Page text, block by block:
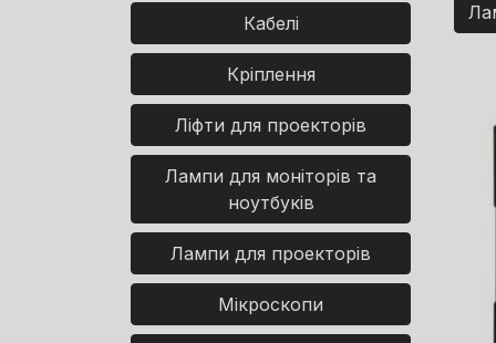
Кабелі
Кріплення
Ліфти для проекторів
Лампи для моніторів та
ноутбуків
Лампи для проекторів
Мікроскопи